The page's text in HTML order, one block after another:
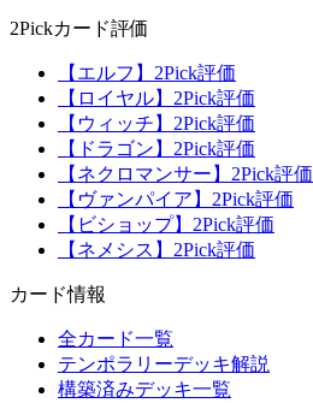
2Pickカード評価
【エルフ】2Pick評価
【ロイヤル】2Pick評価
【ウィッチ】2Pick評価
【ドラゴン】2Pick評価
【ネクロマンサー】2Pick評価
【ヴァンパイア】2Pick評価
【ビショップ】2Pick評価
【ネメシス】2Pick評価
カード情報
全カード一覧
テンポラリーデッキ解説
構築済みデッキ一覧